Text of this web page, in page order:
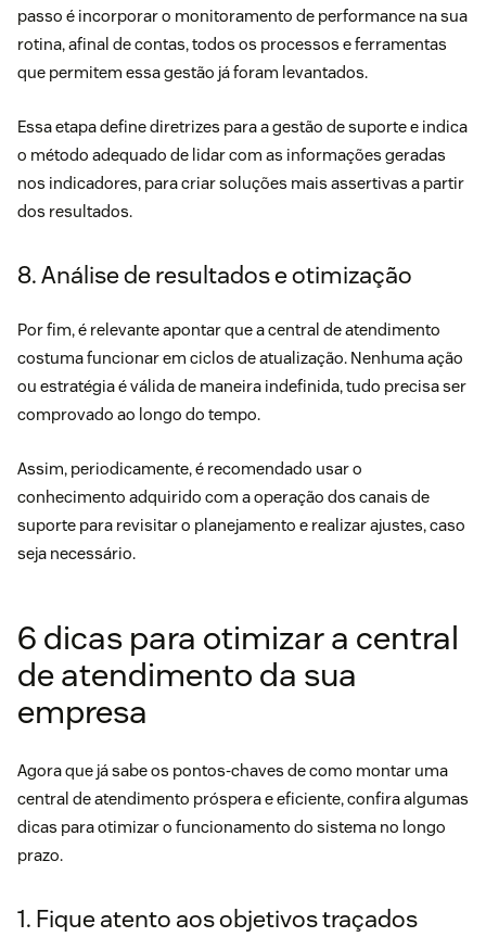
passo é incorporar o monitoramento de performance na sua
rotina, afinal de contas, todos os processos e ferramentas
que permitem essa gestão já foram levantados.
Essa etapa define diretrizes para a gestão de suporte e indica
o método adequado de lidar com as informações geradas
nos indicadores, para criar soluções mais assertivas a partir
dos resultados.
8. Análise de resultados e otimização
Por fim, é relevante apontar que a central de atendimento
costuma funcionar em ciclos de atualização. Nenhuma ação
ou estratégia é válida de maneira indefinida, tudo precisa ser
comprovado ao longo do tempo.
Assim, periodicamente, é recomendado usar o
conhecimento adquirido com a operação dos canais de
suporte para revisitar o planejamento e realizar ajustes, caso
seja necessário.
6 dicas para otimizar a central
de atendimento da sua
empresa
Agora que já sabe os pontos-chaves de como montar uma
central de atendimento próspera e eficiente, confira algumas
dicas para otimizar o funcionamento do sistema no longo
prazo.
1. Fique atento aos objetivos traçados